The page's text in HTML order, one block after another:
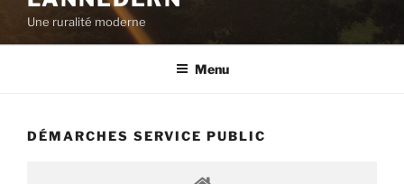
Une ruralité moderne
Menu
DÉMARCHES SERVICE PUBLIC